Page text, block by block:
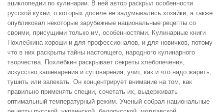
эциклопедии по кулинарии. В ней автор раскрыл особенности
русской кухни, о которых доселе не задумывались хозяйки, а также
опубликовал некоторые зарубежные национальные рецепты со
своими, присущими только им, особенностями. Кулинарные книги
Похлебкина хороши и для профессионалов, и для новичков, потому
что в них раскрыты тайны настоящего, народного кулинарного
творчества. Похлебкин раскрывает секреты хлебопечения,
искусство кашеварения и суповарения, учит, как и что надо жарить,
тушить или запекать. Он концентрирует внимание на том, как
правильно применять специи, сочетать их, выдерживать
оптимальный температурный режим. Ученый собрал национальные